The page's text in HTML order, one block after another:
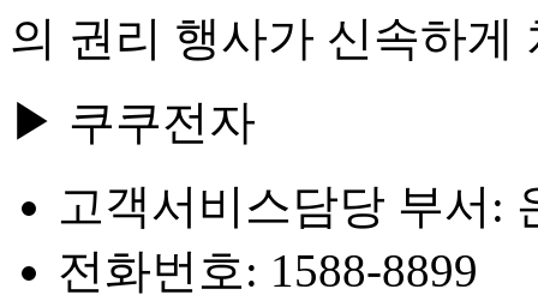
의 권리 행사가 신속하게
▶ 쿠쿠전자
고객서비스담당 부서:
전화번호: 1588-8899